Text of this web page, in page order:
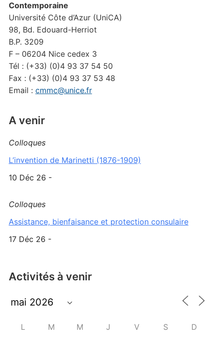
Contemporaine
Université Côte d’Azur (UniCA)
98, Bd. Edouard-Herriot
B.P. 3209
F – 06204 Nice cedex 3
Tél : (+33) (0)4 93 37 54 50
Fax : (+33) (0)4 93 37 53 48
Email : cmmc@unice.fr
A venir
Colloques
L’invention de Marinetti (1876-1909)
10 Déc 26 -
Colloques
Assistance, bienfaisance et protection consulaire
17 Déc 26 -
Activités à venir
L M M J V S D